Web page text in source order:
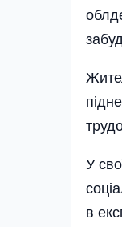
У
в